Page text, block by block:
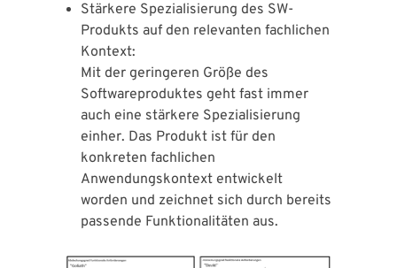
Stärkere Spezialisierung des SW-
Produkts auf den relevanten fachlichen
Kontext:
Mit der geringeren Größe des
Softwareproduktes geht fast immer
auch eine stärkere Spezialisierung
einher. Das Produkt ist für den
konkreten fachlichen
Anwendungskontext entwickelt
worden und zeichnet sich durch bereits
passende Funktionalitäten aus.